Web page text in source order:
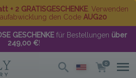
+ 2 GRATISGESCHENKE. Verwenden
den Code AUG20
GESCHENKE für Bestellungen über
249,00 €!
0